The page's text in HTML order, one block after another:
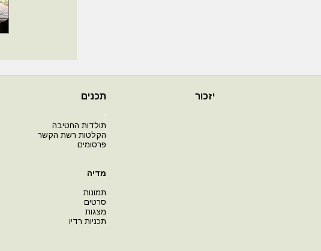
יזכור תכנים
י
תולדות החטיבה
הקלטות רשת הקשר
פרסומים
מדיה
תמונות
סרטים
מצגות
תכניות רדיו